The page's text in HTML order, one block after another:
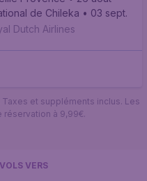
de Chileka • 03 sept.
Dutch Airlines
et suppléments inclus. Les
réservation à 9,99€.
VOLS VERS